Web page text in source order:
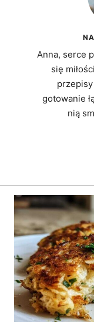
Anna, serce
się
gotowanie
nią